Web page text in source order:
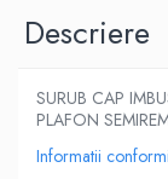
Descriere
SURUB CAP
PLAFON
Informatii